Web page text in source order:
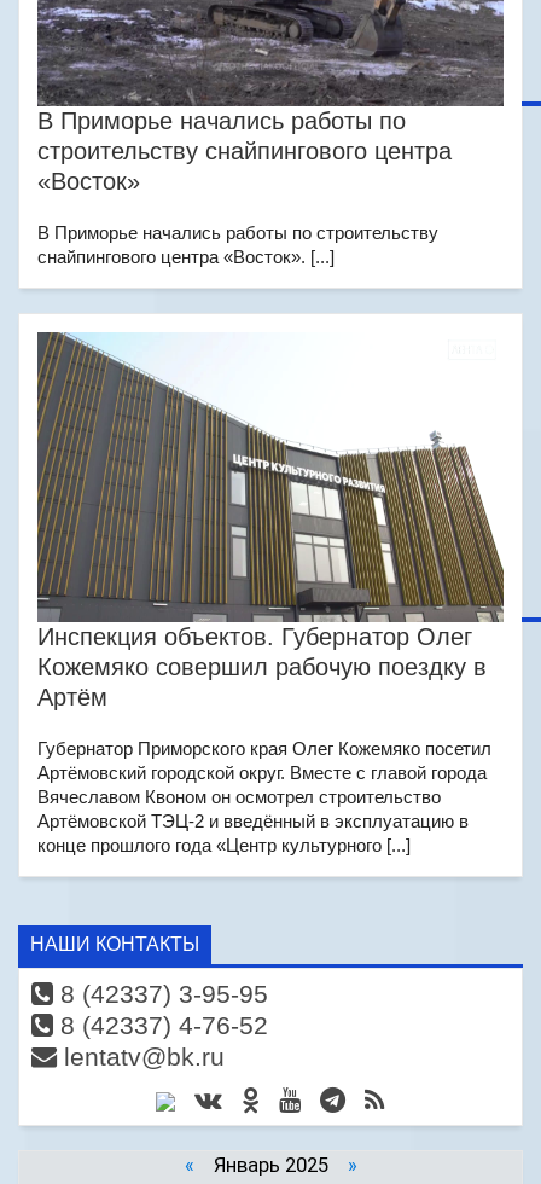
В Приморье начались работы по
строительству снайпингового центра
«Восток»
В Приморье начались работы по строительству
снайпингового центра «Восток». [...]
Инспекция объектов. Губернатор Олег
Кожемяко совершил рабочую поездку в
Артём
Губернатор Приморского края Олег Кожемяко посетил
Артёмовский городской округ. Вместе с главой города
Вячеславом Квоном он осмотрел строительство
Артёмовской ТЭЦ-2 и введённый в эксплуатацию в
конце прошлого года «Центр культурного [...]
НАШИ КОНТАКТЫ
8 (42337) 3-95-95
8 (42337) 4-76-52
lentatv@bk.ru
« Январь 2025 »